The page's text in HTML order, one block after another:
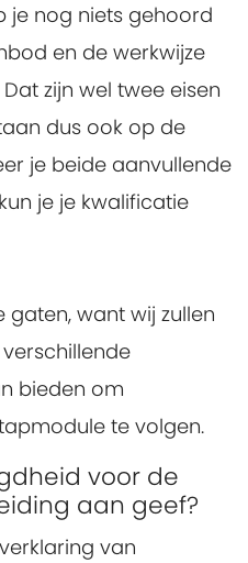
nog niets gehoord
en de werkwijze
zijn wel twee eisen
dus ook op de
je beide aanvullende
je je kwalificatie
gaten, want wij zullen
verschillende
bieden om
te volgen.
voor de
aan geef?
van